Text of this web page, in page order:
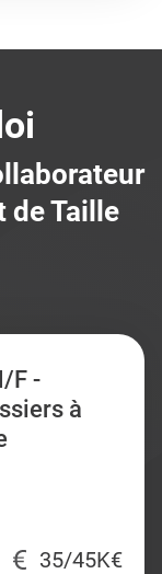
de Taille
F -
à
35/45K€